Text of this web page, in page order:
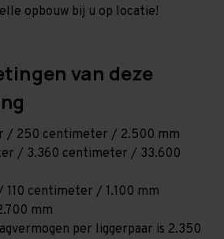
opbouw bij u op locatie!
van deze
/ 250 centimeter / 2.500 mm
/ 3.360 centimeter / 33.600
110 centimeter / 1.100 mm
mm
per liggerpaar is 2.350